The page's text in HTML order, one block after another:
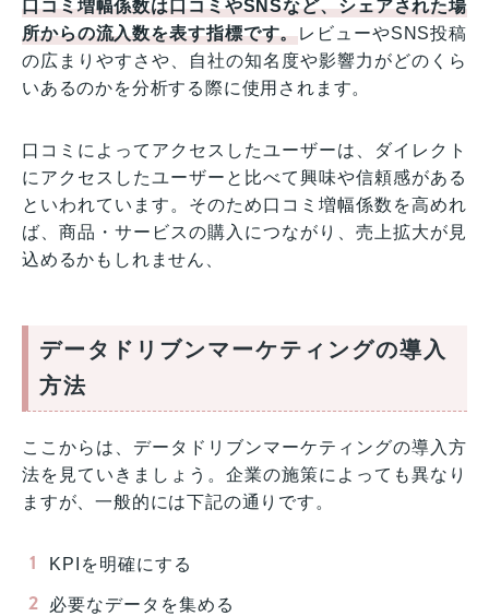
口コミ増幅係数は口コミやSNSなど、シェアされた場
所からの流入数を表す指標です。レビューやSNS投稿
の広まりやすさや、自社の知名度や影響力がどのくら
いあるのかを分析する際に使用されます。
口コミによってアクセスしたユーザーは、ダイレクト
にアクセスしたユーザーと比べて興味や信頼感がある
といわれています。そのため口コミ増幅係数を高めれ
ば、商品・サービスの購入につながり、売上拡大が見
込めるかもしれません、
データドリブンマーケティングの導入
方法
ここからは、データドリブンマーケティングの導入方
法を見ていきましょう。企業の施策によっても異なり
ますが、一般的には下記の通りです。
KPIを明確にする
必要なデータを集める